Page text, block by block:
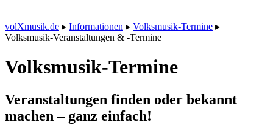
volXmusik.de ▸ Informationen ▸ Volksmusik-Termine ▸
Volksmusik-Veranstaltungen & -Termine
Volksmusik-Termine
Veranstaltungen finden oder bekannt
machen – ganz einfach!